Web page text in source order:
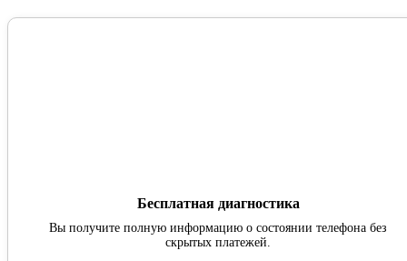
Бесплатная диагностика
Вы получите полную информацию о состоянии телефона без
скрытых платежей.